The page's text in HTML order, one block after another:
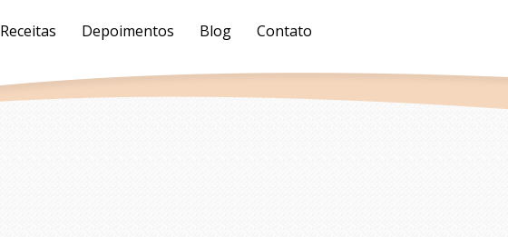
Receitas Depoimentos Blog Contato